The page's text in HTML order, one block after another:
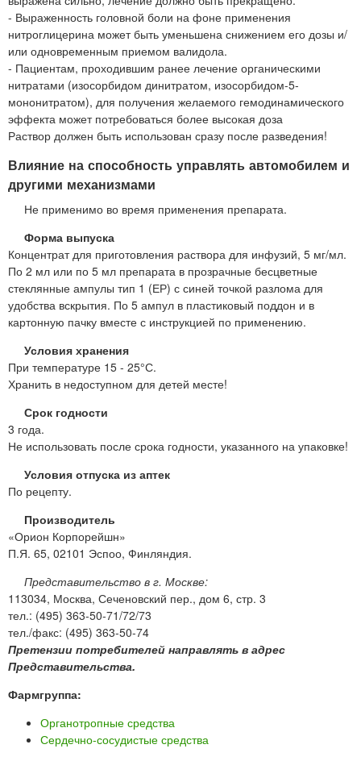
- Выраженность головной боли на фоне применения
нитроглицерина может быть уменьшена снижением его дозы и/
или одновременным приемом валидола.
- Пациентам, проходившим ранее лечение органическими
нитратами (изосорбидом динитратом, изосорбидом-5-
мононитратом), для получения желаемого гемодинамического
эффекта может потребоваться более высокая доза
Раствор должен быть использован сразу после разведения!
Влияние на способность управлять автомобилем и
другими механизмами
Не применимо во время применения препарата.
Форма выпуска
Концентрат для приготовления раствора для инфузий, 5 мг/мл.
По 2 мл или по 5 мл препарата в прозрачные бесцветные
стеклянные ампулы тип 1 (ЕР) с синей точкой разлома для
удобства вскрытия. По 5 ампул в пластиковый поддон и в
картонную пачку вместе с инструкцией по применению.
Условия хранения
При температуре 15 - 25°С.
Хранить в недоступном для детей месте!
Срок годности
3 года.
Не использовать после срока годности, указанного на упаковке!
Условия отпуска из аптек
По рецепту.
Производитель
«Орион Корпорейшн»
П.Я. 65, 02101 Эспоо, Финляндия.
Представительство в г. Москве:
113034, Москва, Сеченовский пер., дом 6, стр. 3
тел.: (495) 363-50-71/72/73
тел./факс: (495) 363-50-74
Претензии потребителей направлять в адрес
Представительства.
Фармгруппа:
Органотропные средства
Сердечно-сосудистые средства